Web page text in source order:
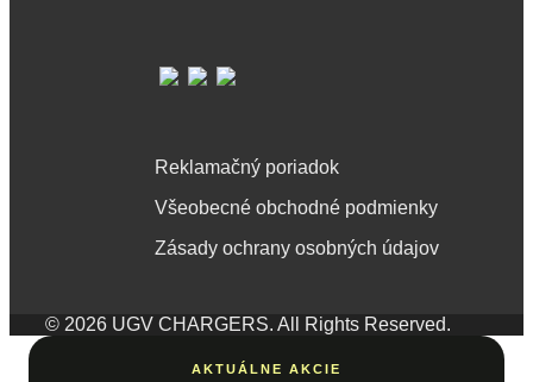
Reklamačný poriadok
Všeobecné obchodné podmienky
Zásady ochrany osobných údajov
© 2026 UGV CHARGERS. All Rights Reserved.
AKTUÁLNE AKCIE